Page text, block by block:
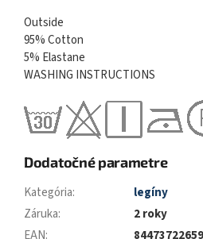
Outside
95% Cotton
5% Elastane
WASHING INSTRUCTIONS
Dodatočné parametre
Kategória:
legíny
Záruka:
2 roky